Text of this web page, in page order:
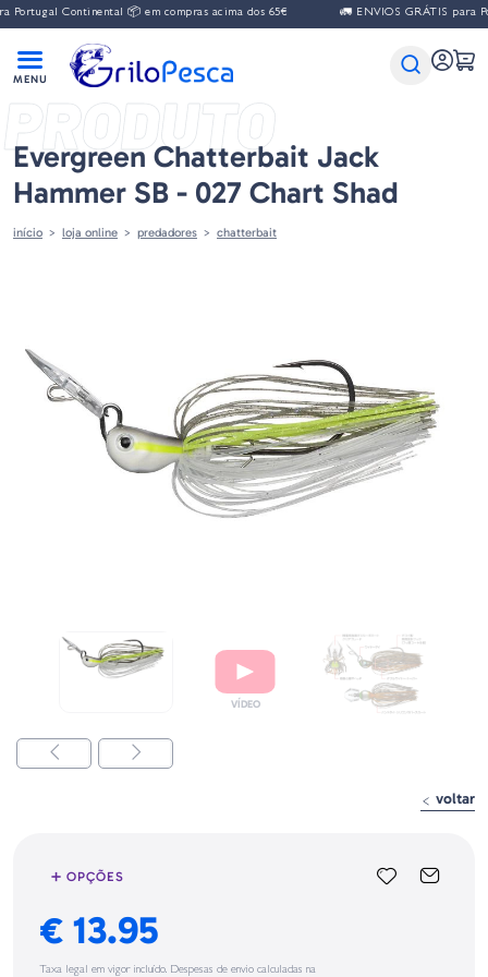
Continental 📦 em compras acima dos 65€ 🚛 ENVIOS GRÁTIS para
PRODUTO
Evergreen Chatterbait Jack
Hammer SB - 027 Chart Shad
início loja online predadores chatterbait
voltar
➕ OPÇÕES
€ 13.95
Taxa legal em vigor incluído. Despesas de envio calculadas na